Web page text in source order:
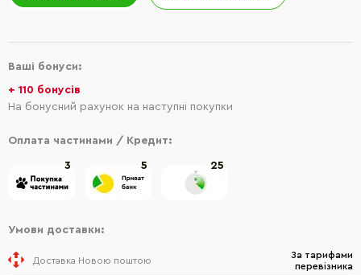
Ваші бонуси:
+ 110 бонусів
На бонусний рахунок на наступні покупки
Оплата частинами / Кредит:
3 5 25
Умови доставки:
Доставка Новою поштою
За тарифами
перевізника